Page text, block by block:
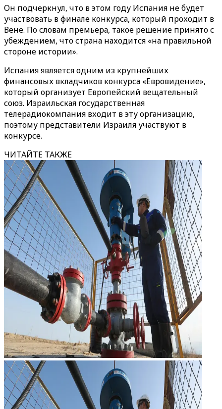
Он подчеркнул, что в этом году Испания не будет
участвовать в финале конкурса, который проходит в
Вене. По словам премьера, такое решение принято с
убеждением, что страна находится «на правильной
стороне истории».
Испания является одним из крупнейших
финансовых вкладчиков конкурса «Евровидение»,
который организует Европейский вещательный
союз. Израильская государственная
телерадиокомпания входит в эту организацию,
поэтому представители Израиля участвуют в
конкурсе.
ЧИТАЙТЕ ТАКЖЕ